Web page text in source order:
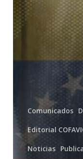
Justicia
y
Reparación
minimizarse
ni
embargarse
Comunicados
Editorial
Noticias